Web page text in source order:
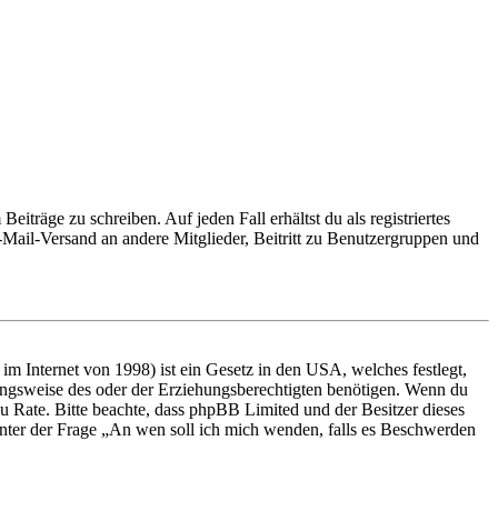
zu schreiben. Auf jeden Fall erhältst du als registriertes
Versand an andere Mitglieder, Beitritt zu Benutzergruppen und
Internet von 1998) ist ein Gesetz in den USA, welches festlegt,
des oder der Erziehungsberechtigten benötigen. Wenn du
Bitte beachte, dass phpBB Limited und der Besitzer dieses
der Frage „An wen soll ich mich wenden, falls es Beschwerden